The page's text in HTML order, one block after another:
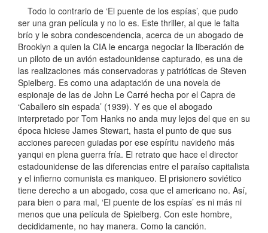
Todo lo contrario de ‘El puente de los espías’, que pudo
ser una gran película y no lo es. Este thriller, al que le falta
brío y le sobra condescendencia, acerca de un abogado de
Brooklyn a quien la CIA le encarga negociar la liberación de
un piloto de un avión estadounidense capturado, es una de
las realizaciones más conservadoras y patrióticas de Steven
Spielberg. Es como una adaptación de una novela de
espionaje de las de John Le Carré hecha por el Capra de
‘Caballero sin espada’ (1939). Y es que el abogado
interpretado por Tom Hanks no anda muy lejos del que en su
época hiciese James Stewart, hasta el punto de que sus
acciones parecen guiadas por ese espíritu navideño más
yanqui en plena guerra fría. El retrato que hace el director
estadounidense de las diferencias entre el paraíso capitalista
y el infierno comunista es maniqueo. El prisionero soviético
tiene derecho a un abogado, cosa que el americano no. Así,
para bien o para mal, ‘El puente de los espías’ es ni más ni
menos que una película de Spielberg. Con este hombre,
decididamente, no hay manera. Como la canción.